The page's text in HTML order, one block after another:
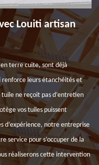
Louiti artisan
terre cuite, sont déjà
renforce leurs étanchéités et
ne reçoit pas d’entretien
vos tuiles puissent
d’expérience, notre entreprise
service pour s’occuper de la
réaliserons cette intervention